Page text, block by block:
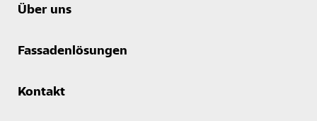
Über uns
Fassadenlösungen
Kontakt